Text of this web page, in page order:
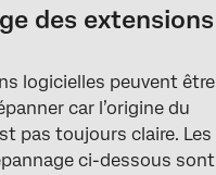
des extensions
logicielles peuvent être
car l’origine du
pas toujours claire. Les
ci-dessous sont